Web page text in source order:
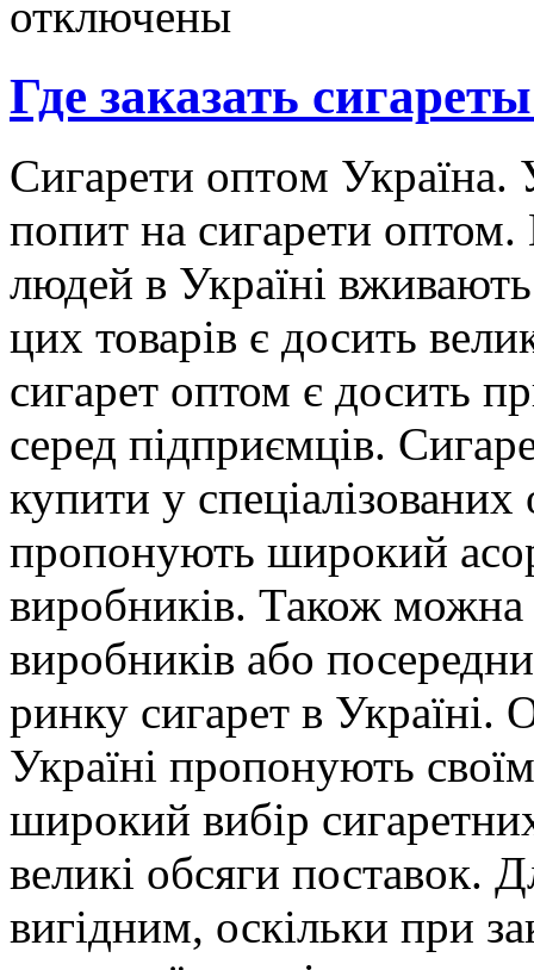
отключены
Где заказать
Сигaрeти oптoм Укрaїнa.
попит на сигарети
людей в Україні
цих товарів є досить
сигарет оптом є досить
серед підприємців.
купити у
пропонують широкий
виробників. Також можна
виробників або
ринку сигарет в Україні.
Україні пропонують
широкий вибір
великі обсяги поставок.
вигідним, оскільки при